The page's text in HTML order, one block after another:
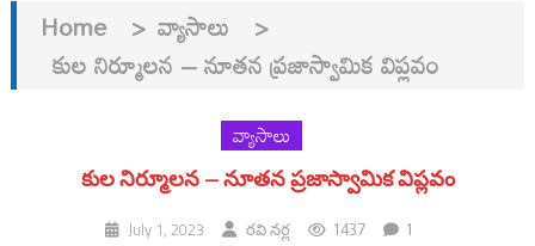
Home > వ్యాసాలు >
కుల నిర్మూలన – నూతన ప్రజాస్వామిక విప్లవం
వ్యాసాలు
కుల నిర్మూలన – నూతన ప్రజాస్వామిక విప్లవం
July 1, 2023 రవి నర్ల 1437 1